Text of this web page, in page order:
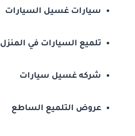
سيارات غسيل السيارات
تلميع السيارات في المنزل
شركه غسيل سيارات
عروض التلميع الساطع